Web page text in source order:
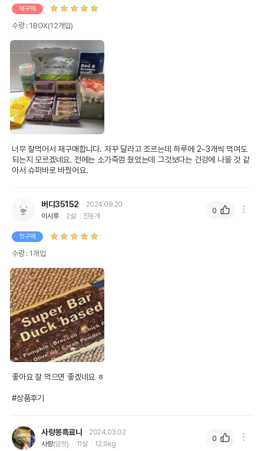
재구매
수량 : 1BOX(12개입)
너무 잘먹어서 재구매합니다. 자꾸 달라고 조르는데 하루에 2~3개씩 먹여도
되는지 모르겠네요. 전에는 소가죽껌 줬었는데 그것보다는 건강에 나을 것 같
아서 슈퍼바로 바꿨어요.
버디35152
2024.09.20
이시루
2살 진돗개
첫구매
수량 : 1개입
좋아요 잘 먹으면 좋겠네요 ㅎ
#상품후기
0
사랑몽흑료니
2024.03.02
사랑(암컷) 11살 12.9kg
0